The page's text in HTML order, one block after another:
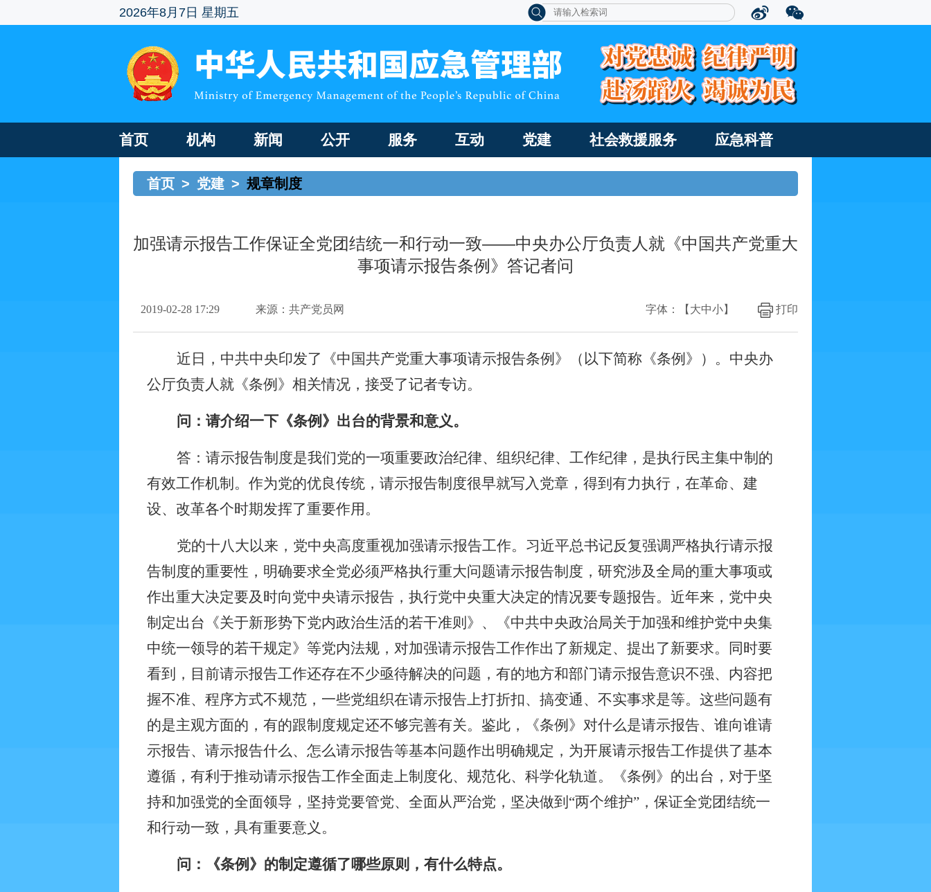
2026年8月7日 星期五
首页 机构 新闻 公开 服务 互动 党建 社会救援服务 应急科普
首页 > 党建 > 规章制度
加强请示报告工作保证全党团结统一和行动一致——中央办公厅负责人就《中国共产党重大
事项请示报告条例》答记者问
2019-02-28 17:29 来源：共产党员网 打印
字体：【 大中小】
近日，中共中央印发了《中国共产党重大事项请示报告条例》（以下简称《条例》）。中央办
公厅负责人就《条例》相关情况，接受了记者专访。
问：请介绍一下《条例》出台的背景和意义。
答：请示报告制度是我们党的一项重要政治纪律、组织纪律、工作纪律，是执行民主集中制的
有效工作机制。作为党的优良传统，请示报告制度很早就写入党章，得到有力执行，在革命、建
设、改革各个时期发挥了重要作用。
党的十八大以来，党中央高度重视加强请示报告工作。习近平总书记反复强调严格执行请示报
告制度的重要性，明确要求全党必须严格执行重大问题请示报告制度，研究涉及全局的重大事项或
作出重大决定要及时向党中央请示报告，执行党中央重大决定的情况要专题报告。近年来，党中央
制定出台《关于新形势下党内政治生活的若干准则》、《中共中央政治局关于加强和维护党中央集
中统一领导的若干规定》等党内法规，对加强请示报告工作作出了新规定、提出了新要求。同时要
看到，目前请示报告工作还存在不少亟待解决的问题，有的地方和部门请示报告意识不强、内容把
握不准、程序方式不规范，一些党组织在请示报告上打折扣、搞变通、不实事求是等。这些问题有
的是主观方面的，有的跟制度规定还不够完善有关。鉴此，《条例》对什么是请示报告、谁向谁请
示报告、请示报告什么、怎么请示报告等基本问题作出明确规定，为开展请示报告工作提供了基本
遵循，有利于推动请示报告工作全面走上制度化、规范化、科学化轨道。《条例》的出台，对于坚
持和加强党的全面领导，坚持党要管党、全面从严治党，坚决做到“两个维护”，保证全党团结统一
和行动一致，具有重要意义。
问：《条例》的制定遵循了哪些原则，有什么特点。